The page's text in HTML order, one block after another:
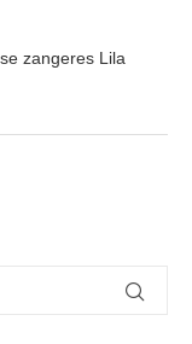
zangeres Lila